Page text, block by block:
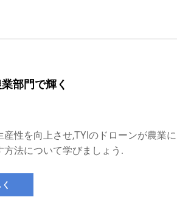
部門で輝く
産性を向上させ,TYIのドローンが農業に
方法について学びましょう.